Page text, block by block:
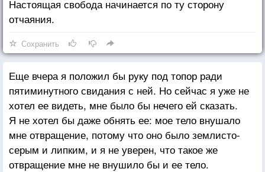
Настоящая свобода начинается по ту сторону
отчаяния.
Сохранить
Еще вчера я положил бы руку под топор ради
пятиминутного свидания с ней. Но сейчас я уже не
хотел ее видеть, мне было бы нечего ей сказать.
Я не хотел бы даже обнять ее: мое тело внушало
мне отвращение, потому что оно было землисто-
серым и липким, и я не уверен, что такое же
отвращение мне не внушило бы и ее тело.